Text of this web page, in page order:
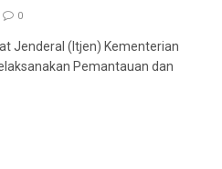
0
Jenderal (Itjen) Kementerian
Pemantauan dan